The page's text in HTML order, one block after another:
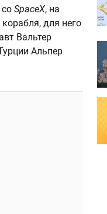
SpaceX, на
для него
Вальтер
Альпер